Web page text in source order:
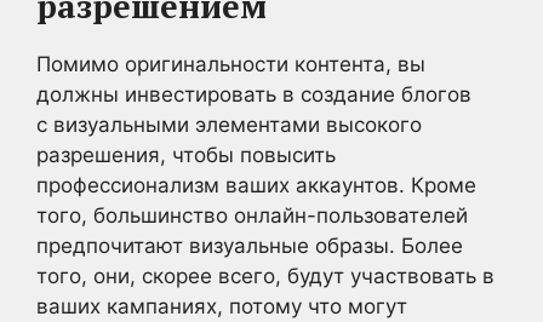
Помимо оригинальности контента, вы
должны инвестировать в создание блогов
с визуальными элементами высокого
разрешения, чтобы повысить
профессионализм ваших аккаунтов. Кроме
того, большинство онлайн-пользователей
предпочитают визуальные образы. Более
того, они, скорее всего, будут участвовать в
ваших кампаниях, потому что могут